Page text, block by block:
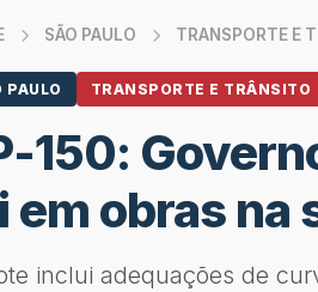
SÃO PAULO TRANSPORTE E
PAULO TRANSPORTE E TRÂNSITO
150:
em obras na
inclui adequações de